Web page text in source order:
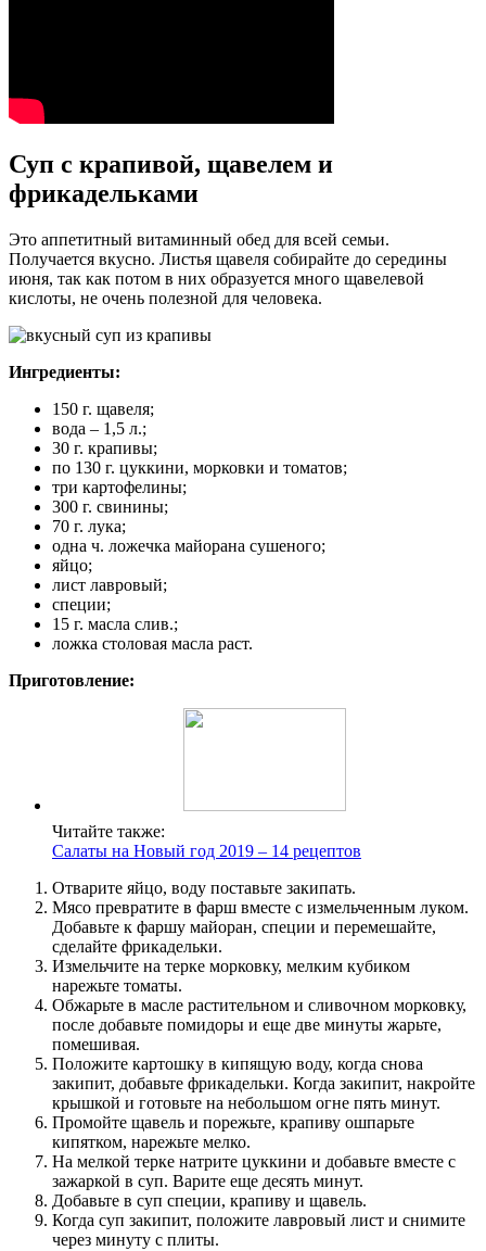
Суп с крапивой, щавелем и
фрикадельками
Это аппетитный витаминный обед для всей семьи.
Получается вкусно. Листья щавеля собирайте до середины
июня, так как потом в них образуется много щавелевой
кислоты, не очень полезной для человека.
Ингредиенты:
150 г. щавеля;
вода – 1,5 л.;
30 г. крапивы;
по 130 г. цуккини, морковки и томатов;
три картофелины;
300 г. свинины;
70 г. лука;
одна ч. ложечка майорана сушеного;
яйцо;
лист лавровый;
специи;
15 г. масла слив.;
ложка столовая масла раст.
Приготовление:
Читайте также:
Салаты на Новый год 2019 – 14 рецептов
Отварите яйцо, воду поставьте закипать.
Мясо превратите в фарш вместе с измельченным луком.
Добавьте к фаршу майоран, специи и перемешайте,
сделайте фрикадельки.
Измельчите на терке морковку, мелким кубиком
нарежьте томаты.
Обжарьте в масле растительном и сливочном морковку,
после добавьте помидоры и еще две минуты жарьте,
помешивая.
Положите картошку в кипящую воду, когда снова
закипит, добавьте фрикадельки. Когда закипит, накройте
крышкой и готовьте на небольшом огне пять минут.
Промойте щавель и порежьте, крапиву ошпарьте
кипятком, нарежьте мелко.
На мелкой терке натрите цуккини и добавьте вместе с
зажаркой в суп. Варите еще десять минут.
Добавьте в суп специи, крапиву и щавель.
Когда суп закипит, положите лавровый лист и снимите
через минуту с плиты.